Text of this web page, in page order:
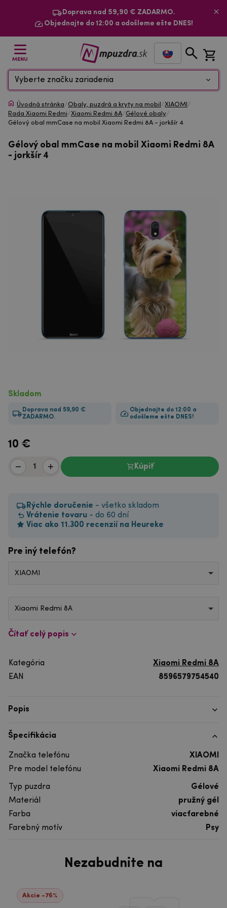
Doprava nad 59,90 € ZADARMO.
Objednajte do 12:00 a odošleme ešte DNES!
MENU
Vyberte značku zariadenia
Úvodná stránka/Obaly, puzdrá a kryty na mobil /XIAOMI /
Rada Xiaomi Redmi/Xiaomi Redmi 8A/Gélové obaly/
Gélový obal mmCase na mobil Xiaomi Redmi 8A - jorkšír 4
Gélový obal mmCase na mobil Xiaomi Redmi 8A
- jorkšír 4
Skladom
Doprava nad 59,90 €
ZADARMO.
Objednajte do 12:00 a
odošleme ešte DNES!
10 €
Kúpiť
Rýchle doručenie - všetko skladom
Vrátenie tovaru - do 60 dní
Viac ako 11.300 recenzií na Heureke
Pre iný telefón?
XIAOMI
Xiaomi Redmi 8A
Čítať celý popis
Kategória
Xiaomi Redmi 8A
EAN
8596579754540
Popis
Špecifikácia
Značka telefónu
XIAOMI
Pre model telefónu
Xiaomi Redmi 8A
Typ puzdra
Gélové
Materiál
pružný gél
Farba
viacfarebné
Farebný motív
Psy
Nezabudnite na
Akcie -76%